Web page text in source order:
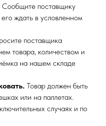
Сообщите поставщику
ждать в условленном
поставщика
товара, количеством и
на нашем складе
Товар должен быть
или на паллетах.
случаях и по